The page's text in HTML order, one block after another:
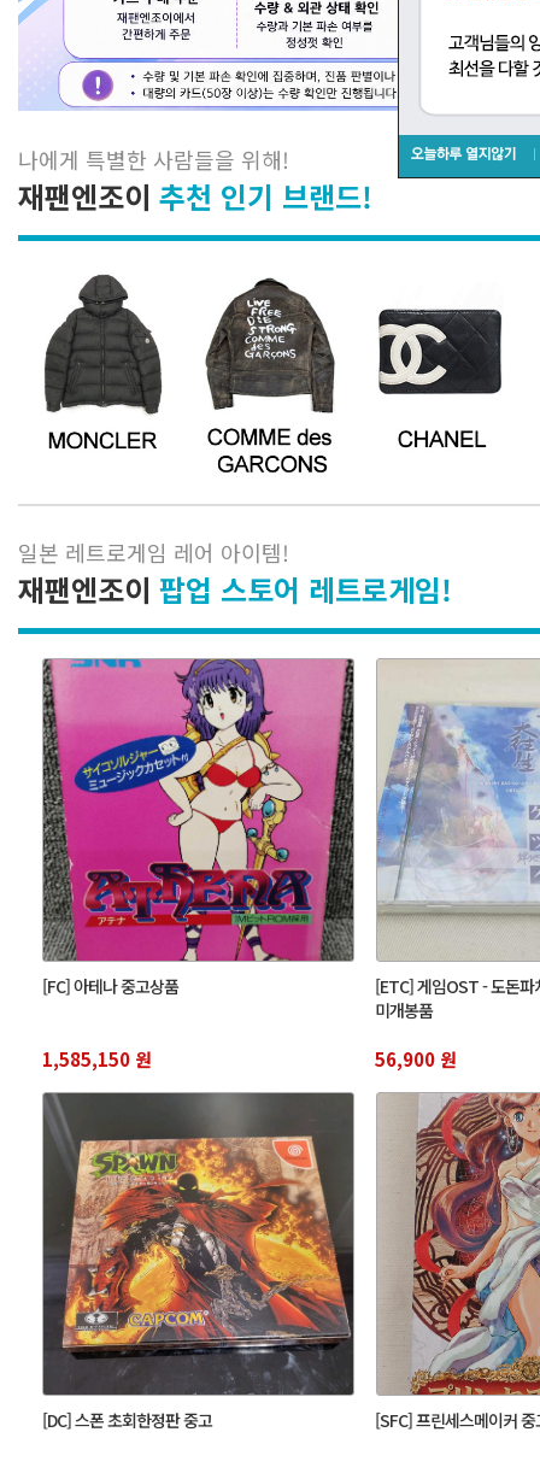
나에게 특별한 사람들을 위해!
재팬엔조이 추천 인기 브랜드!
일본 레트로게임 레어 아이템!
재팬엔조이 팝업 스토어 레트로게임!
[FC] 아테나 중고상품
1,585,150 원
[ETC] 게임OST - 도돈
미개봉품
56,900 원
[DC] 스폰 초회한정판 중고 [SFC] 프린세스메이커 중